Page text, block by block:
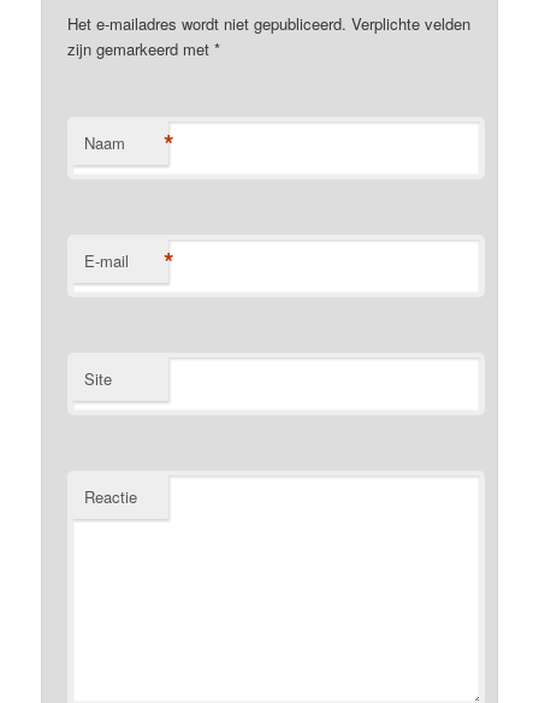
Het e-mailadres wordt niet gepubliceerd. Verplichte velden
zijn gemarkeerd met*
Naam *
E-mail *
Site
Reactie